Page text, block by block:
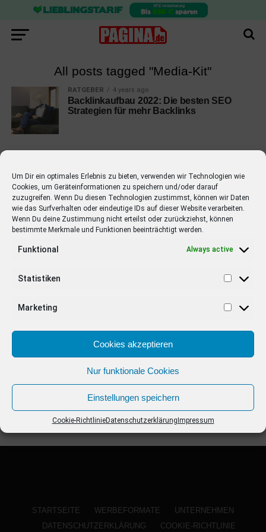
Um Dir ein optimales Erlebnis zu bieten, verwenden wir Technologien wie
Cookies, um Geräteinformationen zu speichern und/oder darauf
zuzugreifen. Wenn Du diesen Technologien zustimmst, können wir Daten
wie das Surfverhalten oder eindeutige IDs auf dieser Website verarbeiten.
Wenn Du deine Zustimmung nicht erteilst oder zurückziehst, können
bestimmte Merkmale und Funktionen beeinträchtigt werden.
Funktional Always active
Statistiken
Marketing
Cookies akzeptieren
Nur funktionale Cookies
Einstellungen speichern
Cookie-RichtlinieDatenschutzerklärung Impressum
All posts tagged "Media-Kit"
RATGEBER 4 years ago
Backlinkaufbau 2022: Die besten SEO
Strategien für mehr Backlinks
EMPFOHLEN
STARS 4 years ago
Barbara Schöneberger Moderatorin
von “Verstehen Sie Spaß?”
STARTSEITE WERBEFORMATE
UNTERNEHMEN
DATENSCHUTZERKLÄRUNG
COOKIE-RICHTLINIE